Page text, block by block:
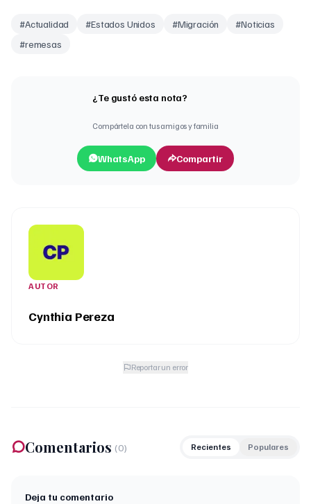
#Actualidad #Estados Unidos #Migración #Noticias
#remesas
¿Te gustó esta nota?
Compártela con tus amigos y familia
WhatsApp Compartir
AUTOR
Cynthia Pereza
Reportar un error
Comentarios (0) Recientes Populares
Deja tu comentario